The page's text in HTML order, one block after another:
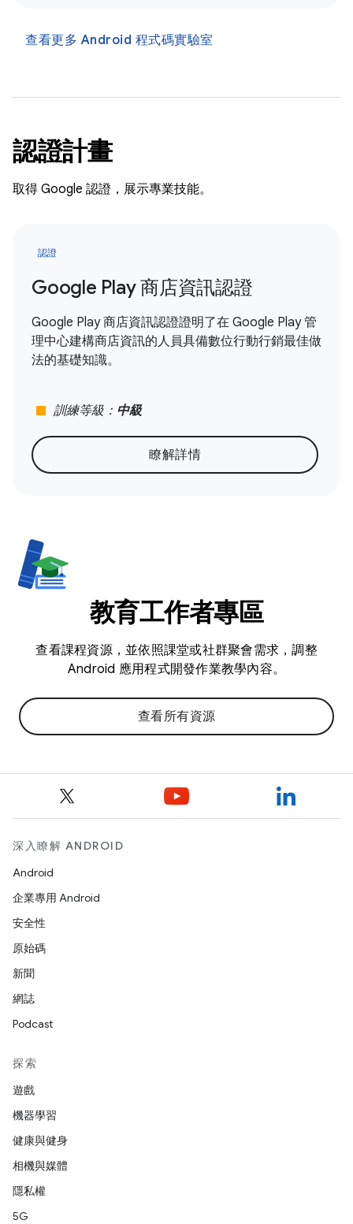
查看更多 Android 程式碼實驗室
認證計畫
取得 Google 認證，展示專業技能。
認證
Google Play 商店資訊認證
Google Play 商店資訊認證證明了在 Google Play 管
理中心建構商店資訊的人員具備數位行動行銷最佳做
法的基礎知識。
stop 訓練等級： 中級
瞭解詳情
教育工作者專區
查看課程資源，並依照課堂或社群聚會需求，調整
Android 應用程式開發作業教學內容。
查看所有資源
深入瞭解 ANDROID
Android
企業專用 Android
安全性
原始碼
新聞
網誌
Podcast
探索
遊戲
機器學習
健康與健身
相機與媒體
隱私權
5G